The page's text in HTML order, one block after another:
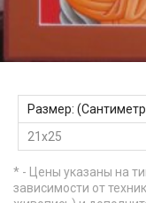
Размер:
21х25
* - Цены указаны на
зависимости от